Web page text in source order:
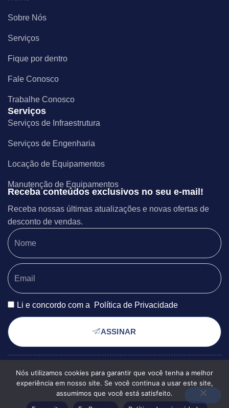
Sobre Nós
Serviços
Fique por dentro
Fale Conosco
Trabalhe Conosco
Serviços
Serviços de Infraestrutura
Serviços de Engenharia
Locação de Equipamentos
Manutenção de Equipamentos
Receba conteúdos exclusivos no seu e-mail!
Receba nossas últimas atualizações e novas ofertas de
desconto de vendas.
Li e concordo com a Política de Privacidade
ASSINAR
© 2025 EXSERGIA
ENGENHARIA TODOS OS
DIREITOS RESERVADOS.
POLÍTICA DE PRIVACIDADE
TERMOS DE USO
MAPA DO SITE
Nós utilizamos cookies para garantir que você tenha a melhor
experiência em nosso site. Se você continua a usar este site,
assumimos que você está satisfeito.